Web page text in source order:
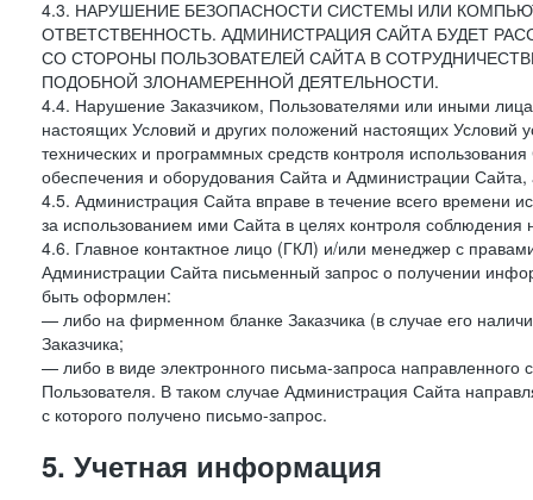
4.3. НАРУШЕНИЕ БЕЗОПАСНОСТИ СИСТЕМЫ ИЛИ
ОТВЕТСТВЕННОСТЬ. АДМИНИСТРАЦИЯ САЙТА БУДЕТ
СО СТОРОНЫ ПОЛЬЗОВАТЕЛЕЙ САЙТА В
ПОДОБНОЙ ЗЛОНАМЕРЕННОЙ ДЕЯТЕЛЬНОСТИ.
4.4. Нарушение Заказчиком, Пользователями или иными
настоящих Условий и других положений настоящих Условий
технических и программных средств контроля
обеспечения и оборудования Сайта и Администрации
4.5. Администрация Сайта вправе в течение всего времени
за использованием ими Сайта в целях контроля
4.6. Главное контактное лицо (ГКЛ) и/или менеджер с
Администрации Сайта письменный запрос о получении
быть оформлен:
— либо на фирменном бланке Заказчика (в случае его
Заказчика;
— либо в виде электронного письма-запроса направленного
Пользователя. В таком случае Администрация Сайта
с которого получено письмо-запрос.
5. Учетная информация